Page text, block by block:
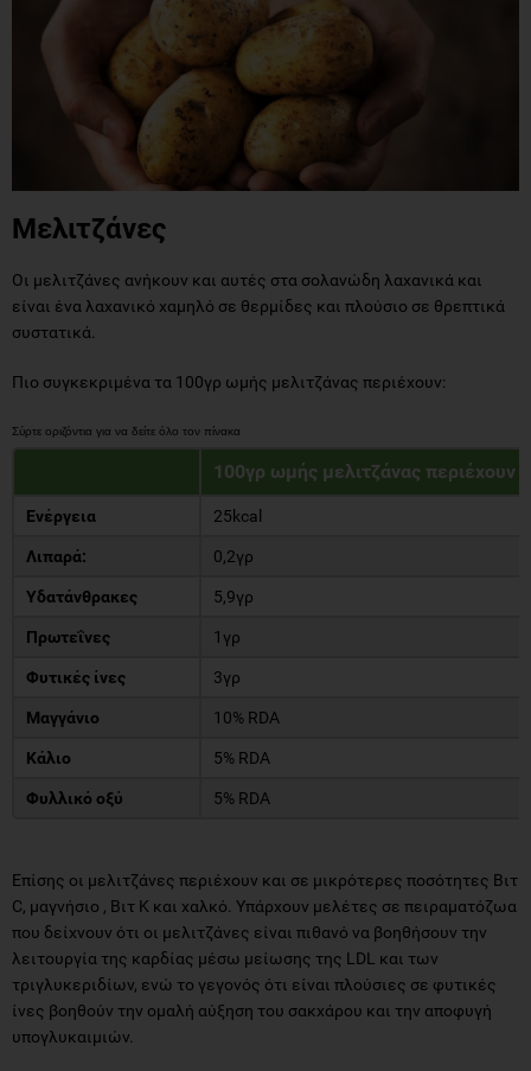
Μελιτζάνες
Οι μελιτζάνες ανήκουν και αυτές στα σολανώδη λαχανικά και
είναι ένα λαχανικό χαμηλό σε θερμίδες και πλούσιο σε θρεπτικά
συστατικά.
Πιο συγκεκριμένα τα 100γρ ωμής μελιτζάνας περιέχουν:
100γρ ωμής μελιτζάνας περιέχουν
Ενέργεια 25kcal
Λιπαρά: 0,2γρ
Υδατάνθρακες 5,9γρ
Πρωτεΐνες 1γρ
Φυτικές ίνες 3γρ
Μαγγάνιο 10% RDA
Κάλιο 5% RDA
Φυλλικό οξύ 5% RDA
Επίσης οι μελιτζάνες περιέχουν και σε μικρότερες ποσότητες Βιτ
C, μαγνήσιο , Βιτ Κ και χαλκό. Υπάρχουν μελέτες σε πειραματόζωα
που δείχνουν ότι οι μελιτζάνες είναι πιθανό να βοηθήσουν την
λειτουργία της καρδίας μέσω μείωσης της LDL και των
τριγλυκεριδίων, ενώ το γεγονός ότι είναι πλούσιες σε φυτικές
ίνες βοηθούν την ομαλή αύξηση του σακχάρου και την αποφυγή
υπογλυκαιμιών.